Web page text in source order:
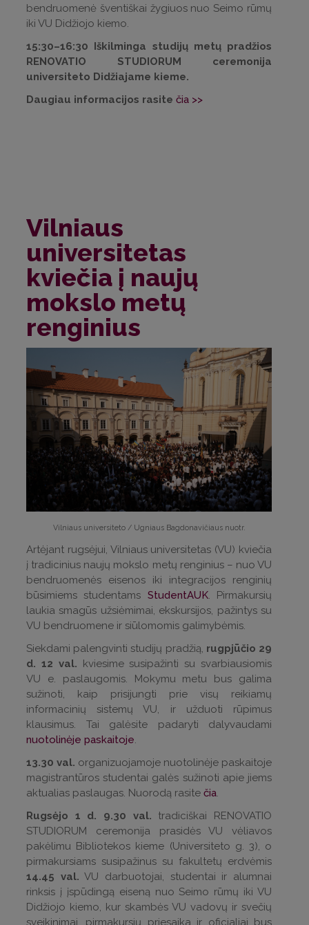
bendruomenė šventiškai žygiuos nuo Seimo rūmų
iki VU Didžiojo kiemo.
15:30–16:30 Iškilminga studijų metų pradžios
RENOVATIO STUDIORUM ceremonija
universiteto Didžiajame kieme.
Daugiau informacijos rasite čia >>
Vilniaus
universitetas
kviečia į naujų
mokslo metų
renginius
Vilniaus universiteto / Ugniaus Bagdonavičiaus nuotr.
Artėjant rugsėjui, Vilniaus universitetas (VU) kviečia
į tradicinius naujų mokslo metų renginius – nuo VU
bendruomenės eisenos iki integracijos renginių
būsimiems studentams StudentAUK. Pirmakursių
laukia smagūs užsiėmimai, ekskursijos, pažintys su
VU bendruomene ir siūlomomis galimybėmis.
Siekdami palengvinti studijų pradžią, rugpjūčio 29
d. 12 val. kviesime susipažinti su svarbiausiomis
VU e. paslaugomis. Mokymu metu bus galima
sužinoti, kaip prisijungti prie visų reikiamų
informacinių sistemų VU, ir užduoti rūpimus
klausimus. Tai galėsite padaryti dalyvaudami
nuotolinėje paskaitoje.
13.30 val. organizuojamoje nuotolinėje paskaitoje
magistrantūros studentai galės sužinoti apie jiems
aktualias paslaugas. Nuorodą rasite čia.
Rugsėjo 1 d. 9.30 val. tradiciškai RENOVATIO
STUDIORUM ceremonija prasidės VU vėliavos
pakėlimu Bibliotekos kieme (Universiteto g. 3), o
pirmakursiams susipažinus su fakultetų erdvėmis
14.45 val. VU darbuotojai, studentai ir alumnai
rinksis į įspūdingą eiseną nuo Seimo rūmų iki VU
Didžiojo kiemo, kur skambės VU vadovų ir svečių